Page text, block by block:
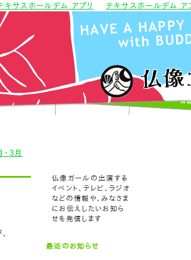
キサスホールデム アプリ テキサスホールデム ア
・3月
仏像ガールの出演する
イベント、テレビ、ラジオ
などの情報や、みなさま
にお伝えしたいお知ら
せを発信します
最近のお知らせ